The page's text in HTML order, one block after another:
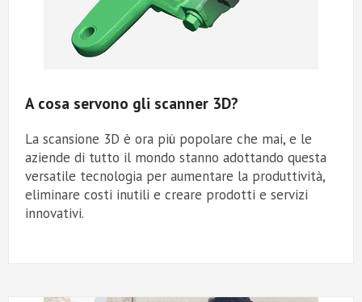
A cosa servono gli scanner 3D?
La scansione 3D è ora più popolare che mai, e le
aziende di tutto il mondo stanno adottando questa
versatile tecnologia per aumentare la produttività,
eliminare costi inutili e creare prodotti e servizi
innovativi.